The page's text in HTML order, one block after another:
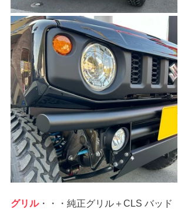
グリル・・・純正グリル＋CLS バッド